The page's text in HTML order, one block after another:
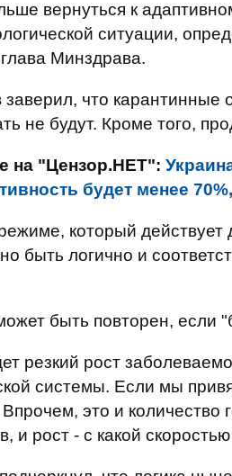
вернуться к
ситуации,
Минздрава.
заверил, что карантинные
не будут. Кроме того,
на "Цензор.НЕТ":
будет менее
который
быть логично и
быть повторен, если
резкий рост
системы. Если мы
это и количество
и рост - с какой